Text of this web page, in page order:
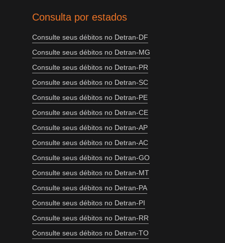
Consulta por estados
Consulte seus débitos no Detran-DF
Consulte seus débitos no Detran-MG
Consulte seus débitos no Detran-PR
Consulte seus débitos no Detran-SC
Consulte seus débitos no Detran-PE
Consulte seus débitos no Detran-CE
Consulte seus débitos no Detran-AP
Consulte seus débitos no Detran-AC
Consulte seus débitos no Detran-GO
Consulte seus débitos no Detran-MT
Consulte seus débitos no Detran-PA
Consulte seus débitos no Detran-PI
Consulte seus débitos no Detran-RR
Consulte seus débitos no Detran-TO